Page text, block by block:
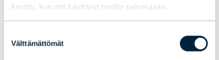
kerätty, kun olet käyttänyt heidän palvelujaan.
valinta
Välttämättömät
kiinnostaa sinua